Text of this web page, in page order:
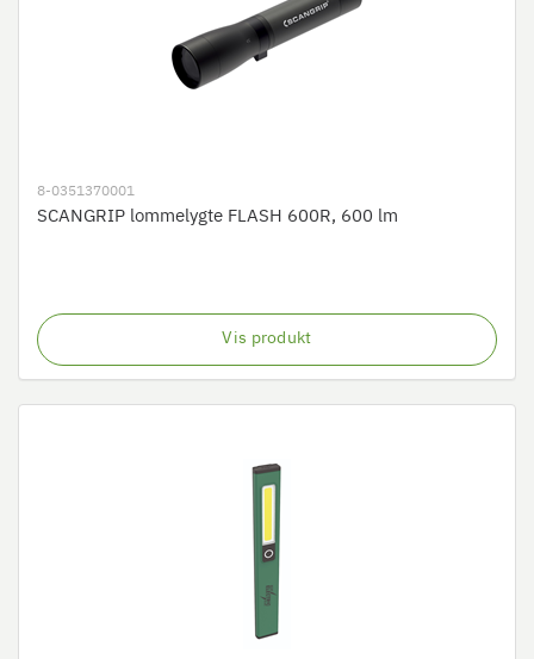
8-0351370001
SCANGRIP lommelygte FLASH 600R, 600 lm
Vis produkt